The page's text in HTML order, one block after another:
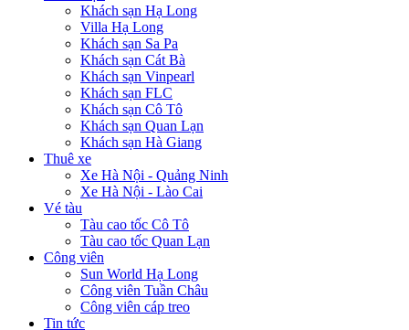
Khách sạn Hạ Long
Villa Hạ Long
Khách sạn Sa Pa
Khách sạn Cát Bà
Khách sạn Vinpearl
Khách sạn FLC
Khách sạn Cô Tô
Khách sạn Quan Lạn
Khách sạn Hà Giang
Thuê xe
Xe Hà Nội - Quảng Ninh
Xe Hà Nội - Lào Cai
Vé tàu
Tàu cao tốc Cô Tô
Tàu cao tốc Quan Lạn
Công viên
Sun World Hạ Long
Công viên Tuần Châu
Công viên cáp treo
Tin tức